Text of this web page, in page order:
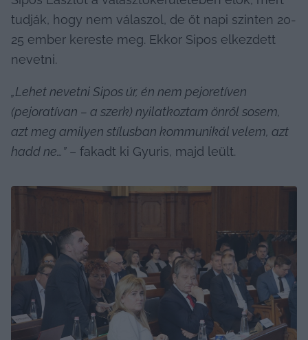
tudják, hogy nem válaszol, de őt napi szinten 20-
25 ember kereste meg. Ekkor Sipos elkezdett
nevetni.
„Lehet nevetni Sipos úr, én nem pejoretíven
(pejoratívan – a szerk) nyilatkoztam önről sosem,
azt meg amilyen stílusban kommunikál velem, azt
hadd ne…” – fakadt ki Gyuris, majd leült.